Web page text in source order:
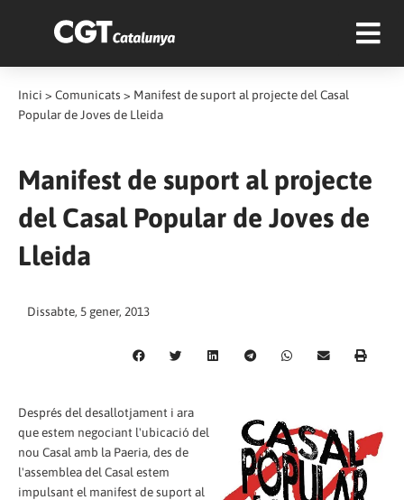
Inici > Comunicats > Manifest de suport al projecte del Casal
Popular de Joves de Lleida
Manifest de suport al projecte
del Casal Popular de Joves de
Lleida
Dissabte, 5 gener, 2013
Després del desallotjament i ara
que estem negociant l'ubicació del
nou Casal amb la Paeria, des de
l'assemblea del Casal estem
impulsant el manifest de suport al